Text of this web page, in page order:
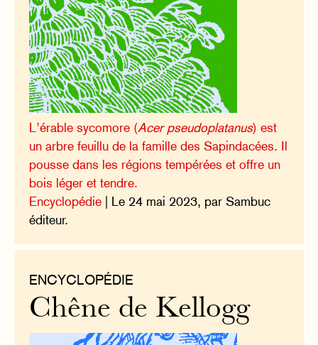
L’érable sycomore (Acer pseudoplatanus) est
un arbre feuillu de la famille des Sapindacées. Il
pousse dans les régions tempérées et offre un
bois léger et tendre.
Encyclopédie | Le 24 mai 2023, par Sambuc
éditeur.
ENCYCLOPÉDIE
Chêne de Kellogg